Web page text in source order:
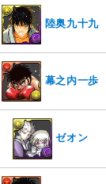
陸奥九十九
幕之内一歩
ゼオン